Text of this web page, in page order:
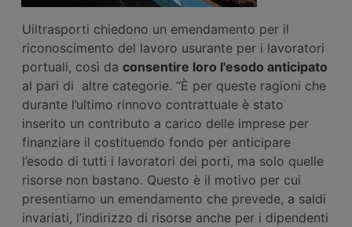
Uiltrasporti chiedono un emendamento per il
riconoscimento del lavoro usurante per i lavoratori
portuali, così da consentire loro l'esodo anticipato
al pari di altre categorie. “È per queste ragioni che
durante l’ultimo rinnovo contrattuale è stato
inserito un contributo a carico delle imprese per
finanziare il costituendo fondo per anticipare
l’esodo di tutti i lavoratori dei porti, ma solo quelle
risorse non bastano. Questo è il motivo per cui
presentiamo un emendamento che prevede, a saldi
invariati, l’indirizzo di risorse anche per i dipendenti